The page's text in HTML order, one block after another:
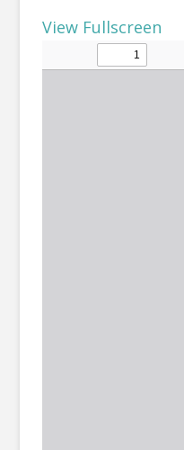
View Fullscreen